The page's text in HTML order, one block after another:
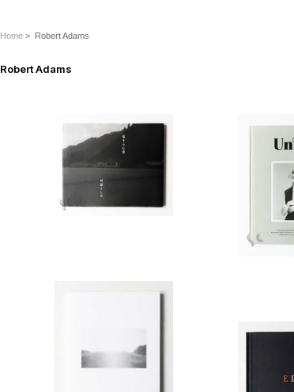
Home > Robert Adams
Robert Adams